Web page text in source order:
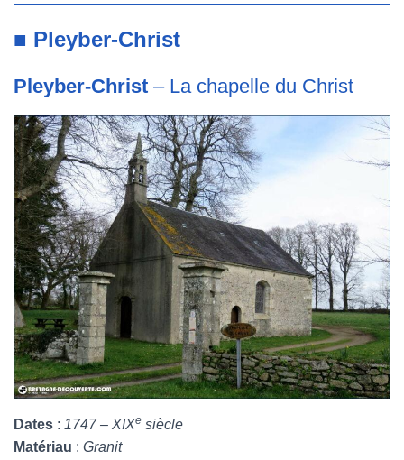
■ Pleyber-Christ
Pleyber-Christ – La chapelle du Christ
Dates : 1747 – XIXe siècle
Matériau : Granit